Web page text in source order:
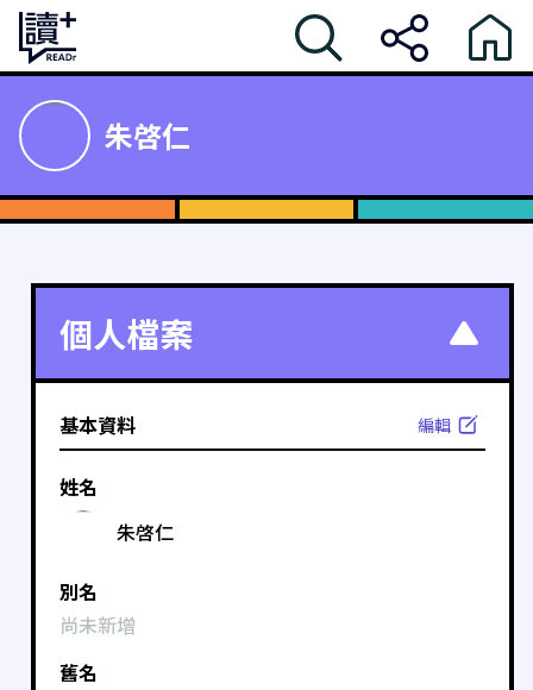
朱啓仁
個人檔案
基本資料 編輯
姓名
朱啓仁
別名
尚未新增
舊名